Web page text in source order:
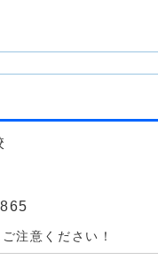
注意ください！